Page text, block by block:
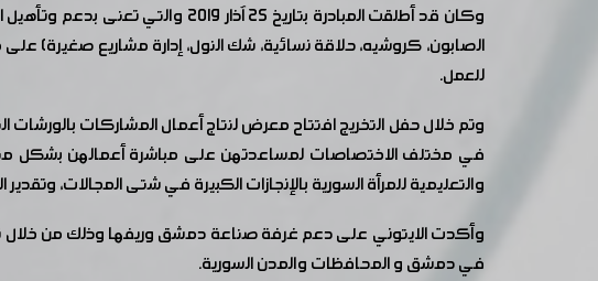
وكان قد أطلقت المبادرة بتاريخ
للعمل.
وتم خلال حفل التخريج افتتاح معرض لنتاج أعمال المشاركات
في مختلف الاختصاصات لمساعدتهن على مباشرة أعمالهن بشكل
والتعليمية للمرأة السورية بالإنجازات الكبيرة في شتى المجالات،
وأكدت الايتوني على دعم غرفة صناعة دمشق وريفها وذلك من
في دمشق و المحافظات والمدن السورية.